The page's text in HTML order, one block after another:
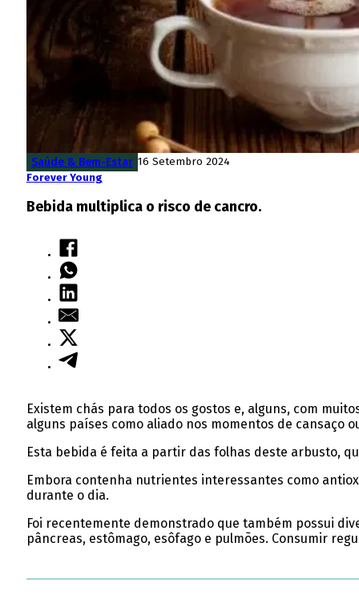
Saúde & Bem-Estar 16 Setembro 2024
Forever Young
Bebida multiplica o risco de cancro.
Existem chás para todos os gostos e, alguns, com
alguns países como aliado nos momentos de cansaço
Esta bebida é feita a partir das folhas deste arbusto,
Embora contenha nutrientes interessantes como
durante o dia.
Foi recentemente demonstrado que também possui
pâncreas, estômago, esôfago e pulmões. Consumir